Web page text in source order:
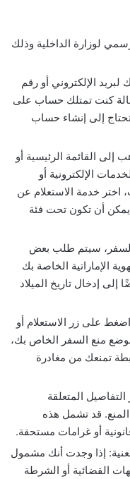
لوزارة الداخلية وذلك
الإلكتروني أو رقم
حالة كنت تمتلك حساب على
إلى إنشاء حساب
القائمة الرئيسية أو
الإلكترونية أو
اختر خدمة الاستعلام عن
يمكن أن تكون تحت فئة
السفر، سيتم طلب بعض
الإماراتية الخاصة بك
إدخال تاريخ الميلاد
على زر الاستعلام أو
منع السفر الخاص بك،
تمنعك من مغادرة
المتعلقة
قد تشمل هذه
أو غرامات مستحقة.
إذا وجدت أنك مشمول
القضائية أو الشرطة